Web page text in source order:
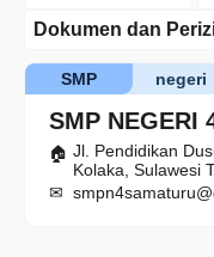
Dokumen dan
SMP NEGERI
negeri
SMP
Jl. Pendidikan
Kolaka, Sulawesi